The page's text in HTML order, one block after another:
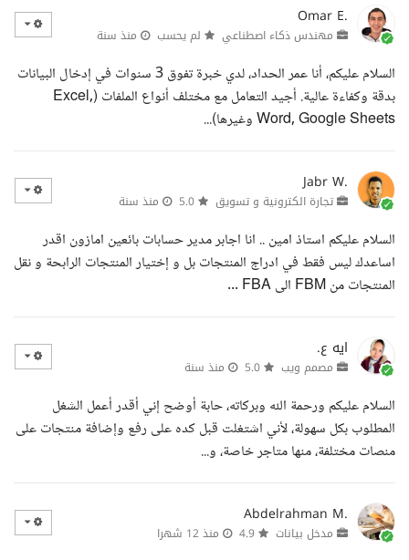
Omar E.
مهندس ذكاء اصطناعي لم يحسب منذ سنة
السلام عليكم، أنا عمر الحداد، لدي خبرة تفوق 3 سنوات في إدخال البيانات
بدقة وكفاءة عالية. أجيد التعامل مع مختلف أنواع الملفات (Excel,
Word, Google Sheets وغيرها)...
Jabr W.
تجارة الكترونية و تسويق منذ سنة
السلام عليكم استاذ امين .. انا اجابر مدير حسابات بائعين امازون اقدر
اساعدك ليس فقط في ادراج المنتجات بل و إختيار المنتجات الرابحة و نقل
المنتجات من FBM الى FBA ...
ايه ع.
مصمم ويب منذ سنة
السلام عليكم ورحمة الله وبركاته، حابة أوضح إني أقدر أعمل الشغل
المطلوب بكل سهولة، لأني اشتغلت قبل كده على رفع وإضافة منتجات على
منصات مختلفة، منها متاجر خاصة، و...
Abdelrahman M.
مدخل بيانات منذ 12 شهرا